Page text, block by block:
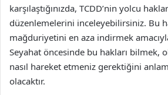
karşılaştığınızda, TCDD’nin yolcu
düzenlemelerini inceleyebilirsiniz. Bu
mağduriyetini en aza indirmek
Seyahat öncesinde bu hakları bilmek,
nasıl hareket etmeniz gerektiğini
olacaktır.